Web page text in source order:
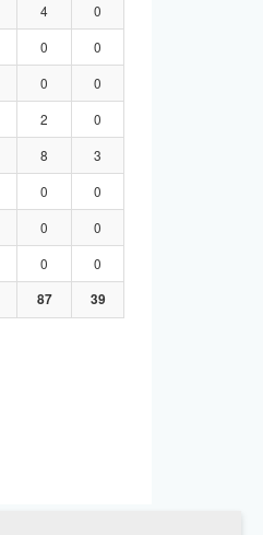
4
0
0
0
0
0
2
0
8
3
0
0
0
0
0
0
87 39